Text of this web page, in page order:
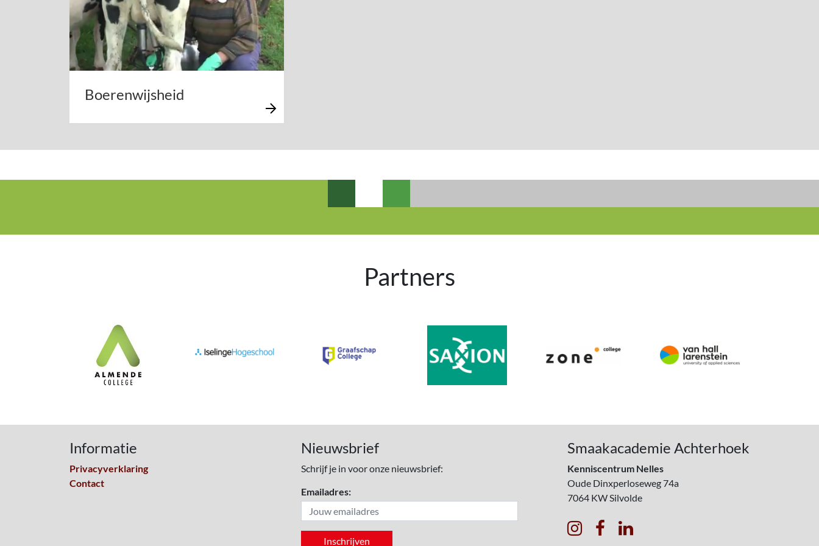
Boerenwijsheid
Partners
Informatie
Privacyverklaring
Contact
Nieuwsbrief
Schrijf je in voor onze nieuwsbrief:
Emailadres:
Smaakacademie Achterhoek
Kenniscentrum Nelles
Oude Dinxperloseweg 74a
7064 KWSilvolde
  